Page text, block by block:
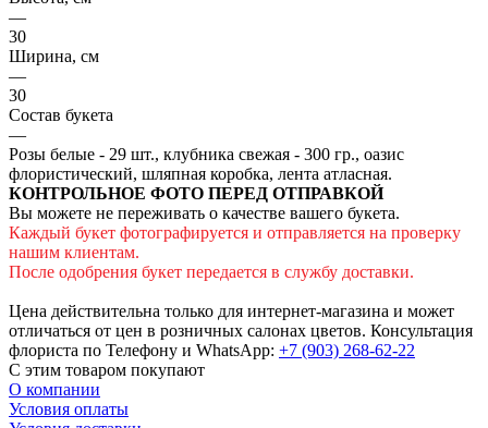
—
30
Ширина, см
—
30
Состав букета
—
Розы белые - 29 шт., клубника свежая - 300 гр., оазис
флористический, шляпная коробка, лента атласная.
КОНТРОЛЬНОЕ ФОТО ПЕРЕД ОТПРАВКОЙ
Вы можете не переживать о качестве вашего букета.
Каждый букет фотографируется и отправляется на проверку
нашим клиентам.
После одобрения букет передается в службу доставки.
Цена действительна только для интернет-магазина и может
отличаться от цен в розничных салонах цветов. Консультация
флориста по Телефону и WhatsApp: +7 (903) 268-62-22
С этим товаром покупают
О компании
Условия оплаты